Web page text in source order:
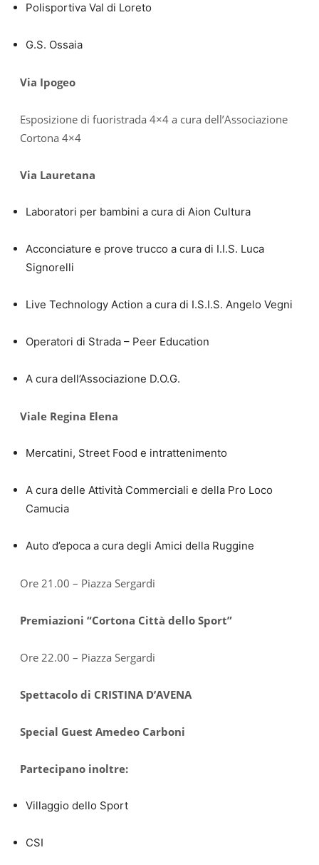
Polisportiva Val di Loreto
G.S. Ossaia
Via Ipogeo
Esposizione di fuoristrada 4×4 a cura dell’Associazione
Cortona 4×4
Via Lauretana
Laboratori per bambini a cura di Aion Cultura
Acconciature e prove trucco a cura di I.I.S. Luca
Signorelli
Live Technology Action a cura di I.S.I.S. Angelo Vegni
Operatori di Strada – Peer Education
A cura dell’Associazione D.O.G.
Viale Regina Elena
Mercatini, Street Food e intrattenimento
A cura delle Attività Commerciali e della Pro Loco
Camucia
Auto d’epoca a cura degli Amici della Ruggine
Ore 21.00 – Piazza Sergardi
Premiazioni “Cortona Città dello Sport”
Ore 22.00 – Piazza Sergardi
Spettacolo di CRISTINA D’AVENA
Special Guest Amedeo Carboni
Partecipano inoltre:
Villaggio dello Sport
CSI